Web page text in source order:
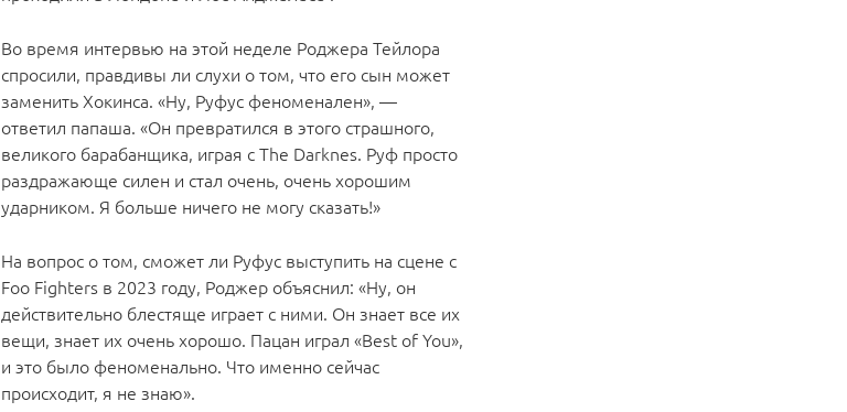
Во время интервью на этой неделе Роджера Тейлора
спросили, правдивы ли слухи о том, что его сын может
заменить Хокинса. «Ну, Руфус феноменален», —
ответил папаша. «Он превратился в этого страшного,
великого барабанщика, играя с The Darknes. Руф просто
раздражающе силен и стал очень, очень хорошим
ударником. Я больше ничего не могу сказать!»
На вопрос о том, сможет ли Руфус выступить на сцене с
Foo Fighters в 2023 году, Роджер объяснил: «Ну, он
действительно блестяще играет с ними. Он знает все их
вещи, знает их очень хорошо. Пацан играл «Best of You»,
и это было феноменально. Что именно сейчас
происходит, я не знаю».